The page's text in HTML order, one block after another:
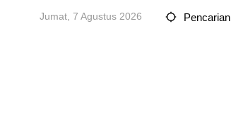
Jumat, 7 Agustus 2026 Pencarian